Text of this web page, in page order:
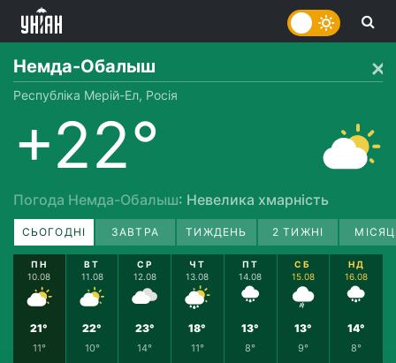
Немда-Обалыш
Республіка Мерій-Ел, Росія
+22°
Погода Немда-Обалыш: Невелика хмарність
СЬОГОДНІ ЗАВТРА ТИЖДЕНЬ 2 ТИЖНІ
ПН
10.08
21°
11°
ВТ
11.08
22°
10°
СР
12.08
23°
14°
ЧТ
13.08
18°
11°
ПТ
14.08
13°
8°
СБ
15.08
13°
9°
НД
16.08
14°
8°